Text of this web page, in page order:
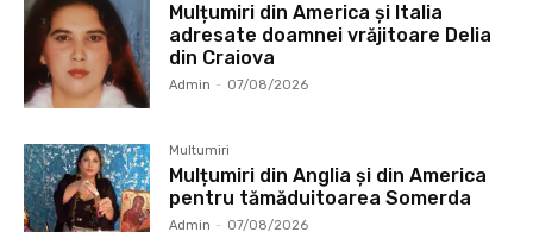
Mulțumiri din America și Italia
adresate doamnei vrăjitoare Delia
din Craiova
Admin - 07/08/2026
Multumiri
Mulțumiri din Anglia și din America
pentru tămăduitoarea Somerda
Admin - 07/08/2026